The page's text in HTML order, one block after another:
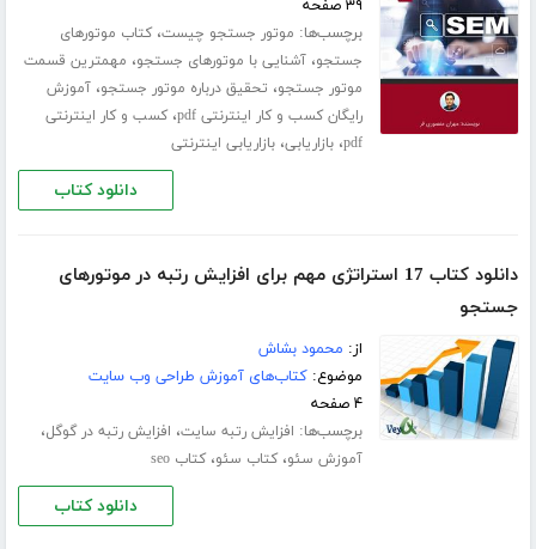
۳۹ صفحه
برچسب‌ها: موتور جستجو چیست،کتاب موتورهای
جستجو،آشنایی با موتورهای جستجو، مهمترین قسمت
موتور جستجو، تحقیق درباره موتور جستجو،آموزش
رایگان کسب و کار اینترنتی pdf
،کسب و کار اینترنتی
pdf،بازاریابی،بازاریابی اینترنتی
دانلود کتاب
دانلود کتاب 17 استراتژی مهم برای افزایش رتبه در موتورهای
جستجو
از: محمود بشاش
موضوع:کتاب‌های آموزش طراحی وب سایت
۴ صفحه
برچسب‌ها: افزایش رتبه سایت، افزایش رتبه در گوگل،
آموزش سئو،کتاب سئو،کتاب seo
دانلود کتاب